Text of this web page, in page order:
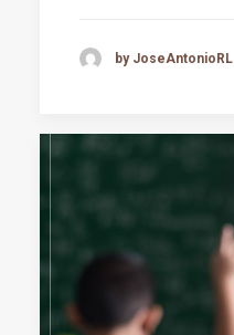
by JoseAntonioRL